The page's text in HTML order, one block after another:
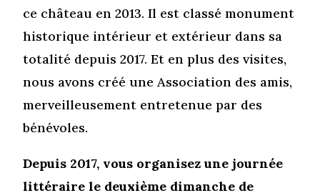
ce château en 2013. Il est classé monument
historique intérieur et extérieur dans sa
totalité depuis 2017. Et en plus des visites,
nous avons créé une Association des amis,
merveilleusement entretenue par des
bénévoles.
Depuis 2017, vous organisez une journée
littéraire le deuxième dimanche de